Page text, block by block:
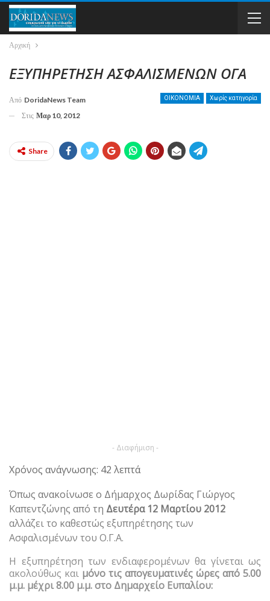
Αρχική
ΕΞΥΠΗΡΕΤΗΣΗ ΑΣΦΑΛΙΣΜΕΝΩΝ ΟΓΑ
ΟΙΚΟΝΟΜΙΑ Χωρίς κατηγορία
Από DoridaNews Team
Στις Μαρ 10, 2012
Share
- Διαφήμιση -
Χρόνος ανάγνωσης: 42 λεπτά
Όπως ανακοίνωσε ο Δήμαρχος Δωρίδας Γιώργος
Καπεντζώνης από τη Δευτέρα 12 Μαρτίου 2012
αλλάζει το καθεστώς εξυπηρέτησης των
Ασφαλισμένων του Ο.Γ.Α.
Η εξυπηρέτηση των ενδιαφερομένων θα γίνεται ως
ακολούθως και μόνο τις απογευματινές ώρες από 5.00
μ.μ. μέχρι 8.00 μ.μ. στο Δημαρχείο Ευπαλίου: